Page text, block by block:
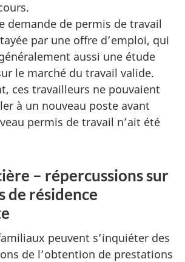
demande de permis de travail
par une offre d’emploi, qui
aussi une étude
le marché du travail valide.
ces travailleurs ne pouvaient
à un nouveau poste avant
permis de travail n’ait été
– répercussions sur
de résidence
peuvent s’inquiéter des
de l’obtention de prestations